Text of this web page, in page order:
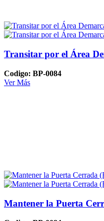
Transitar por el Área
Codigo: BP-0084
Ver Más
Mantener la Puerta